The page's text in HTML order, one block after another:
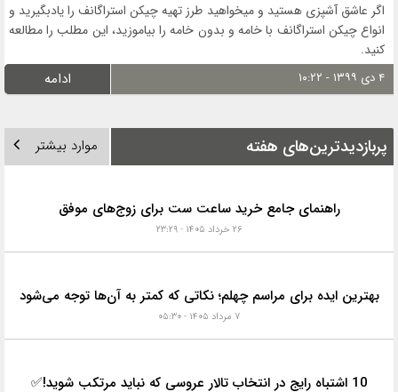
اگر عاشق آشپزی هستید و میخواهید طرز تهیه چیکن استراگانف را یادبگیرید و
انواع چیکن استراگانف با خامه و بدون خامه را بیاموزید، این مطلب را مطالعه
کنید.
۴ دی ۱۳۹۹ - ۱۰:۲۲ ادامه
پربازدیدترین‌های هفته موارد بیشتر
راهنمای جامع خرید ساعت ست برای زوج‌های موفق
۲۶ خرداد ۱۴۰۵ - ۲۳:۲۹
بهترین ایده برای مراسم چهلم؛ نکاتی که کمتر به آن‌ها توجه می‌شود
۷ مرداد ۱۴۰۵ - ۰۵:۳۰
10 اشتباه رایج در انتخاب تالار عروسی که نباید مرتکب شوید!✅